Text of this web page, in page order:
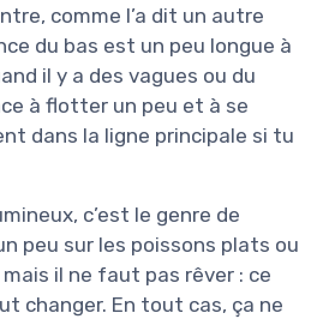
comme l’a dit un autre
du bas est un peu longue à
il y a des vagues ou du
à flotter un peu et à se
dans la ligne principale si tu
c’est le genre de
peu sur les poissons plats ou
il ne faut pas rêver : ce
changer. En tout cas, ça ne